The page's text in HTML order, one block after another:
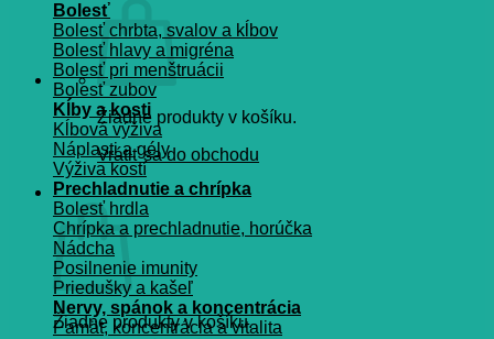
Žiadne produkty v košíku.
Vrátiť sa do obchodu
Košík
Žiadne produkty v košíku.
Bolesť
Bolesť chrbta, svalov a kĺbov
Bolesť hlavy a migréna
Bolesť pri menštruácii
Bolesť zubov
Kĺby a kosti
Kĺbová výživa
Náplasti a gély
Výživa kostí
Prechladnutie a chrípka
Bolesť hrdla
Chrípka a prechladnutie, horúčka
Nádcha
Posilnenie imunity
Priedušky a kašeľ
Nervy, spánok a koncentrácia
Pamät, koncentrácia a vitalita